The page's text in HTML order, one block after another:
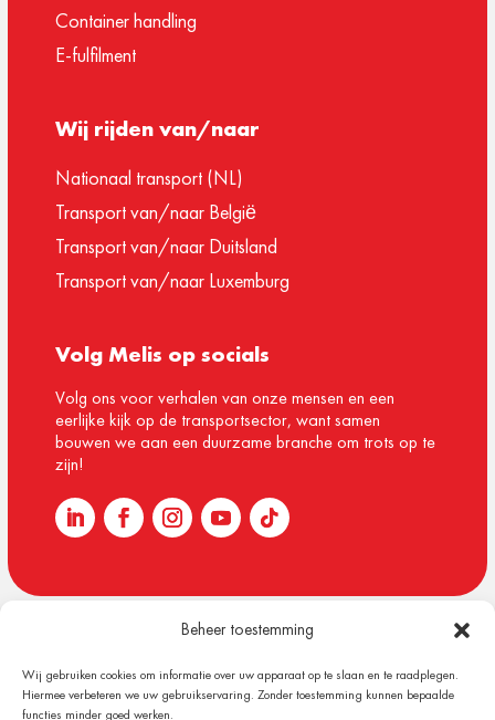
Beheer toestemming
Wij gebruiken cookies om informatie over uw apparaat op te slaan en te raadplegen.
Hiermee verbeteren we uw gebruikservaring. Zonder toestemming kunnen bepaalde
functies minder goed werken.
Container handling
E-fulfilment
Wij rijden van/naar
Nationaal transport (NL)
Transport van/naar België
Transport van/naar Duitsland
Transport van/naar Luxemburg
Volg Melis op socials
Volg ons voor verhalen van onze mensen en een
eerlijke kijk op de transportsector, want samen
bouwen we aan een duurzame branche om trots op te
zijn!
Algemene voorwaarden